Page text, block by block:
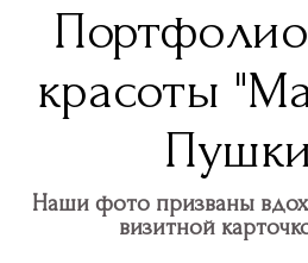
красоты
Наши фото призваны
визитной